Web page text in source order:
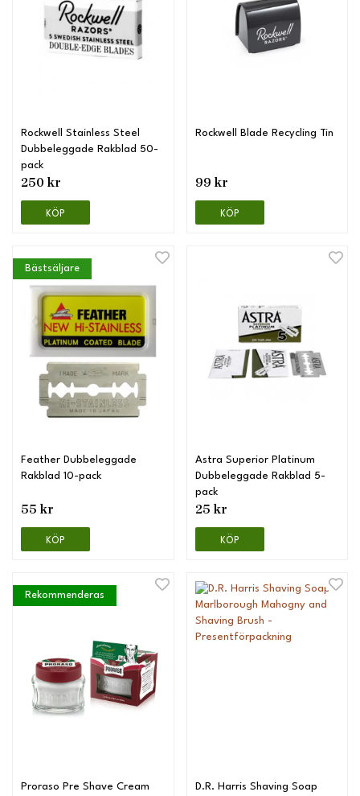
Rockwell Stainless Steel
Dubbeleggade Rakblad 50-
pack
250 kr
KÖP
Rockwell Blade Recycling Tin
99 kr
KÖP
Bästsäljare
Feather Dubbeleggade
Rakblad 10-pack
55 kr
KÖP
Astra Superior Platinum
Dubbeleggade Rakblad 5-
pack
25 kr
KÖP
Rekommenderas
Proraso Pre Shave Cream
D.R. Harris Shaving Soap